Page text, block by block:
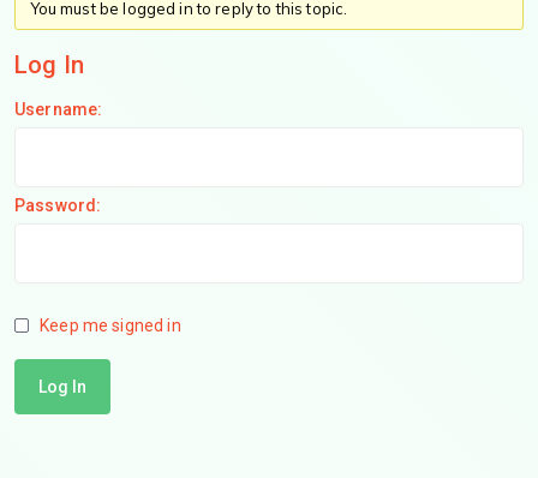
You must be logged in to reply to this topic.
Log In
Username:
Password:
Keep me signed in
Log In